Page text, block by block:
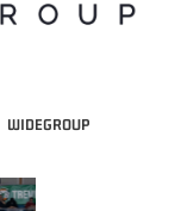
WIDEGROUP